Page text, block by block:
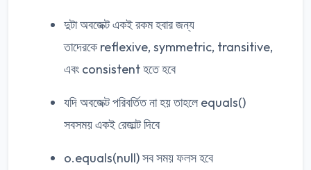
দুটা অবজেক্ট একই রকম হবার জন্য
তাদেরকে reflexive, symmetric, transitive,
এবং consistent হতে হবে
যদি অবজেক্ট পরিবর্তিত না হয় তাহলে equals()
সবসময় একই রেজাল্ট দিবে
o.equals(null) সব সময় ফলস হবে